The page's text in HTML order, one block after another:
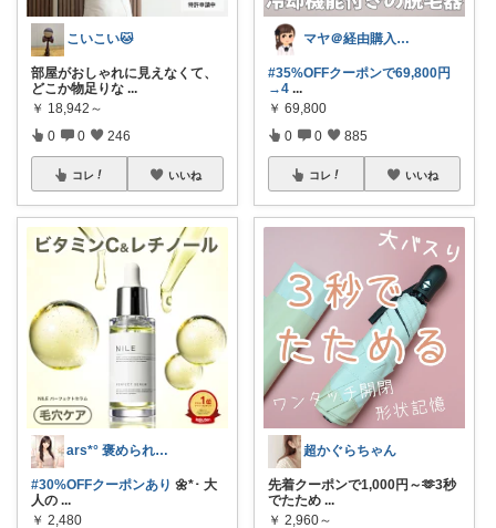
こいこい🐱
部屋がおしゃれに見えなくて、
どこか物足りな ...
￥ 18,942～
0 0 246
コレ いいね
ars*° 褒められ美肌へ🫧
#30%OFFクーポンあり 🌼*･ 大
人の ...
￥ 2,480
マヤ＠経由購入に感謝❤️
#35%OFFクーポンで69,800円
→4 ...
￥ 69,800
0 0 885
コレ いいね
超かぐらちゃん
先着クーポンで1,000円～🫶3秒
でたため ...
￥ 2,960～